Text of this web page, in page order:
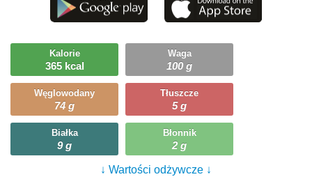
Ciekawostki
Ile możesz zjeść?
Kalorie
365 kcal
Waga
100 g
Węglowodany
74 g
Tłuszcze
5 g
Białka
9 g
Błonnik
2 g
↓ Wartości odżywcze ↓